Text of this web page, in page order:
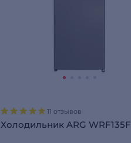
11 отзывов
Холодильник ARG WRF135F